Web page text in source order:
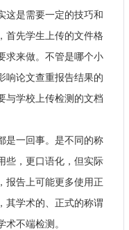
这是需要一定的技巧和
首先学生上传的文件格
求来做。不管是哪个小
响论文查重报告结果的
与学校上传检测的文档
是一回事。是不同的称
些，更口语化，但实际
报告上可能更多使用正
其学术的、正式的称谓
不端检测。